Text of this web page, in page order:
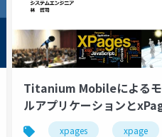
domino jquerymobile
Titanium Mobileによる
ルアプリケーションと
携(公開資料)
xpages xpage